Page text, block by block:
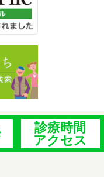
診療時間
アクセス
ニック